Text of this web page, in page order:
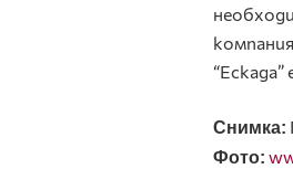
Снимка:
Фото: